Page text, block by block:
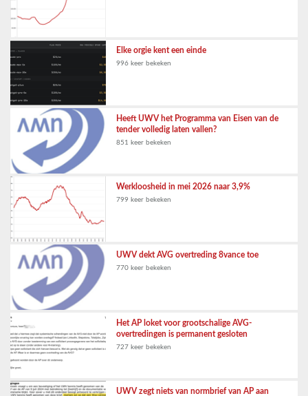
Elke orgie kent een einde
996 keer bekeken
Heeft UWV het Programma van Eisen van de
tender volledig laten vallen?
851 keer bekeken
Werkloosheid in mei 2026 naar 3,9%
799 keer bekeken
UWV dekt AVG overtreding 8vance toe
770 keer bekeken
Het AP loket voor grootschalige AVG-
overtredingen is permanent gesloten
727 keer bekeken
UWV zegt niets van normbrief van AP aan